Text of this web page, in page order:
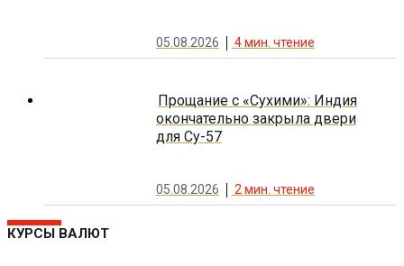
05.08.2026 4мин. чтение
Прощание с «Сухими»: Индия
окончательно закрыла двери
для Су-57
05.08.2026 2 мин. чтение
КУРСЫ ВАЛЮТ